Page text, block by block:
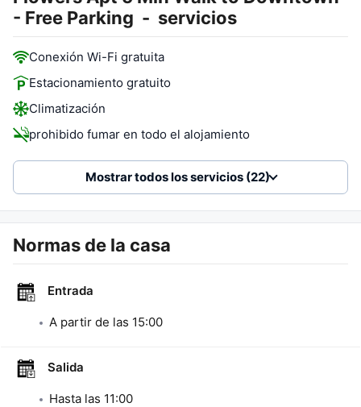
- Free Parking - servicios
Conexión Wi-Fi gratuita
Estacionamiento gratuito
Climatización
prohibido fumar en todo el alojamiento
Mostrar todos los servicios (22)
Normas de la casa
Entrada
A partir de las 15:00
Salida
Hasta las 11:00